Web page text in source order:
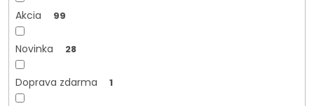
Akcia 99
Novinka 28
Doprava zdarma 1